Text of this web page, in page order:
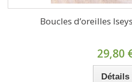
Boucles d’oreilles
29,80
Détails